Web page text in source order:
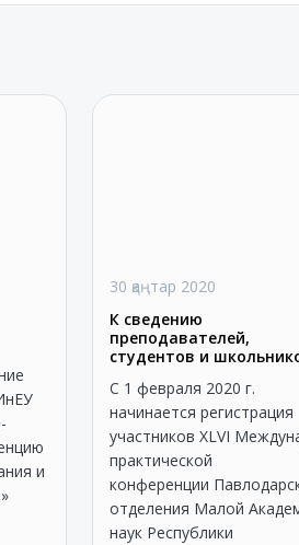
и
30 қаңтар 2020
К сведению
преподавателей,
студентов и
С 1 февраля 2020 г.
начинается регистрация
участников XLVI
практической
конференции
отделения Малой
наук Республики